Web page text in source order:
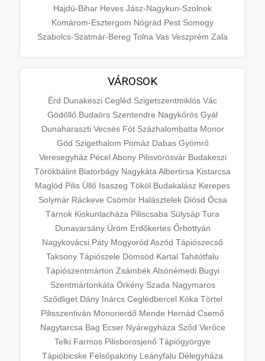
Hajdú-Bihar Heves Jász-Nagykun-Szolnok
Komárom-Esztergom Nógrád Pest Somogy
Szabolcs-Szatmár-Bereg Tolna Vas Veszprém Zala
VÁROSOK
Érd Dunakeszi Cegléd Szigetszentmiklós Vác
Gödöllő Budaörs Szentendre Nagykőrös Gyál
Dunaharaszti Vecsés Fót Százhalombatta Monor
Göd Szigethalom Pomáz Dabas Gyömrő
Veresegyház PécelAbony Pilisvörösvár Budakeszi
Törökbálint Biatorbágy Nagykáta Albertirsa Kistarcsa
Maglód Pilis Üllő Isaszeg Tököl Budakalász Kerepes
Solymár Ráckeve Csömör Halásztelek Diósd Ócsa
Tárnok Kiskunlacháza Piliscsaba Sülysáp Tura
Dunavarsány Üröm Erdőkertes Őrbottyán
Nagykovácsi Páty Mogyoród Aszód Tápiószecső
Taksony Tápiószele Dömsöd Kartal Tahitótfalu
Tápiószentmárton ZsámbékAlsónémedi Bugyi
Szentmártonkáta Örkény Szada Nagymaros
Sződliget Dány Inárcs Ceglédbercel Kóka Törtel
Pilisszentiván Monorierdő Mende Hernád Csemő
Nagytarcsa Bag Ecser Nyáregyháza Sződ Verőce
Telki Farmos Pilisborosjenő Tápiógyörgye
Tápióbicske Felsőpakony Leányfalu Délegyháza